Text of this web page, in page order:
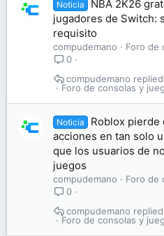
Noticia
NBA 2K26
jugadores de Switch:
requisito
compudemano
Foro de
0
Foro de consolas y
compudemano
Noticia
Roblox pierde
acciones en tan solo
que los usuarios de
juegos
compudemano
Foro de
0
Foro de consolas y
compudemano